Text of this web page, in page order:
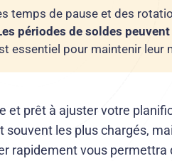
temps de pause et des
périodes de soldes
essentiel pour maintenir leur
et prêt à ajuster votre
souvent les plus chargés,
rapidement vous